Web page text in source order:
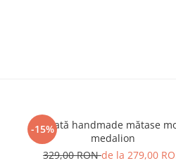
-15%
Cravată handmade mătase
medalion
329,00 RONde la 279,00